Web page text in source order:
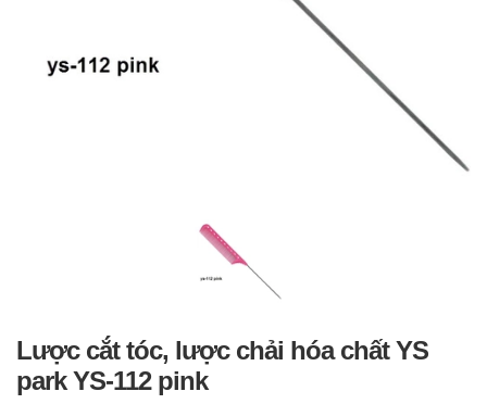
Lược cắt tóc, lược chải hóa chất YS
park YS-112 pink